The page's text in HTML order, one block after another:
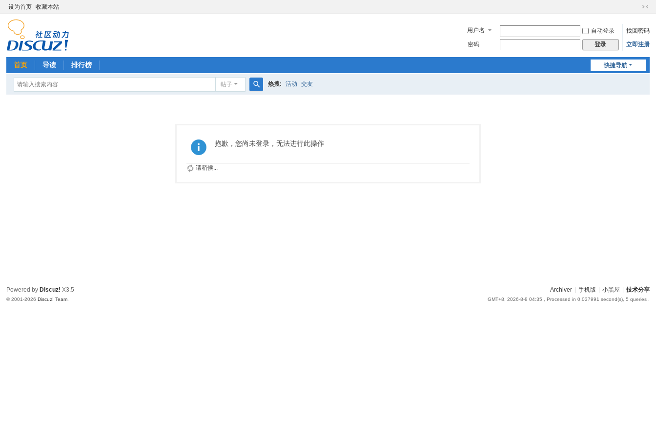
设为首页 收藏本站
切
到
窄
用户名 自动登录
找回密码
密码
登录 立即注册
快捷导航
首页 导读 排行榜
帖子 热搜: 活动 交友
抱歉，您尚未登录，无法进行此操作
请稍候...
Archiver 手机版 小黑屋 技术分享
GMT+8, 2026-8-8 04:35 , Processed in 0.037991 second(s), 5 queries .
Powered by Discuz! X3.5
© 2001-2026Discuz! Team